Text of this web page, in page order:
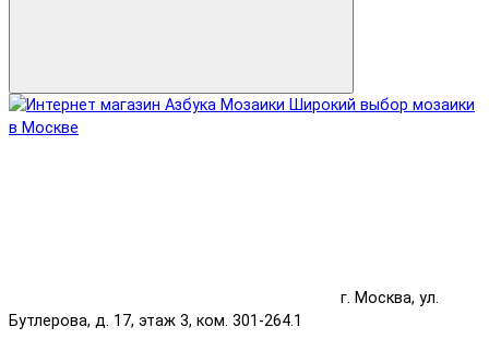
Широкий выбор мозаики
в Москве
г. Москва, ул.
Бутлерова, д. 17, этаж 3, ком. 301-264.1